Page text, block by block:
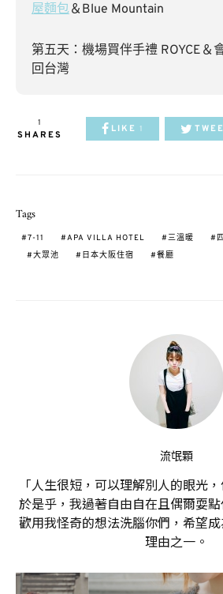
屋麵包＆Blue Mountain
第五天：機場買伴手禮 ROYCE＆
回台灣
1
SHARES
LIKE 1
Tags
7-11 APA VILLA HOTEL 三溫暖
大眾池
日本大阪住宿 餐廳
流氓顆
「人生很短，可以理解別人的眼光
於是乎，我過著自由自在且偶爾耍
歡用我怪奇的想法洗腦你們，希望
理由之一。